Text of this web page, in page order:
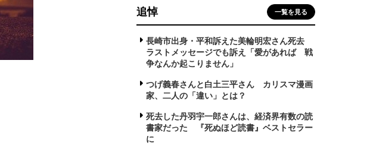
追悼 一覧を見る
長崎市出身・平和訴えた美輪明宏さん死去
ラストメッセージでも訴え「愛があれば 戦
争なんか起こりません」
つげ義春さんと白土三平さん カリスマ漫画
家、二人の「違い」とは？
死去した丹羽宇一郎さんは、経済界有数の読
書家だった 『死ぬほど読書』ベストセラー
に